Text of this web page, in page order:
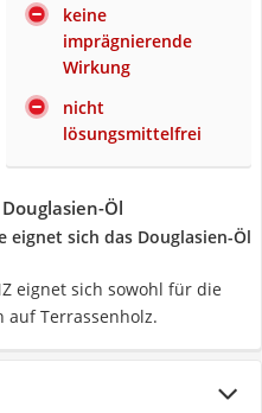
keine
imprägnierende
Wirkung
nicht
lösungsmittelfrei
Öl
eignet sich das Douglasien-Öl
eignet sich sowohl für die
auf Terrassenholz.